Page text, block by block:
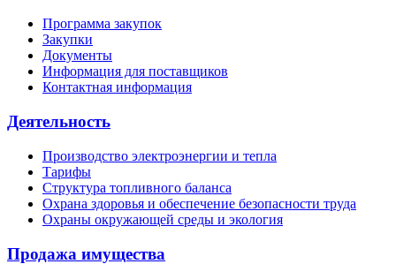
Программа закупок
Закупки
Документы
Информация для поставщиков
Контактная информация
Деятельность
Производство электроэнергии и тепла
Тарифы
Структура топливного баланса
Охрана здоровья и обеспечение безопасности труда
Охраны окружающей среды и экология
Продажа имущества